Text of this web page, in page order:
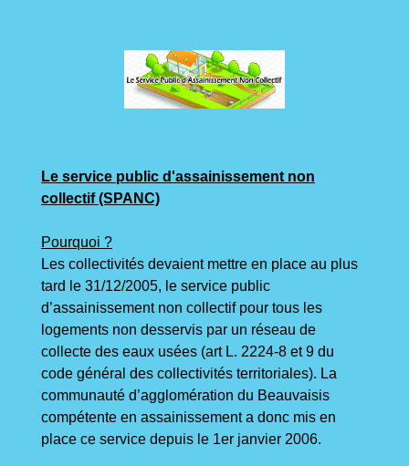
Le service public d'assainissement non
collectif (SPANC)
Pourquoi ?
Les collectivités devaient mettre en place au plus
tard le 31/12/2005, le service public
d’assainissement non collectif pour tous les
logements non desservis par un réseau de
collecte des eaux usées (art L. 2224-8 et 9 du
code général des collectivités territoriales). La
communauté d’agglomération du Beauvaisis
compétente en assainissement a donc mis en
place ce service depuis le 1er janvier 2006.